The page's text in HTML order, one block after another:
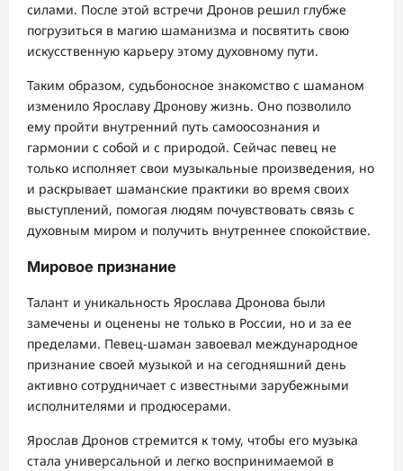
силами. После этой встречи Дронов решил глубже
погрузиться в магию шаманизма и посвятить свою
искусственную карьеру этому духовному пути.
Таким образом, судьбоносное знакомство с шаманом
изменило Ярославу Дронову жизнь. Оно позволило
ему пройти внутренний путь самоосознания и
гармонии с собой и с природой. Сейчас певец не
только исполняет свои музыкальные произведения, но
и раскрывает шаманские практики во время своих
выступлений, помогая людям почувствовать связь с
духовным миром и получить внутреннее спокойствие.
Мировое признание
Талант и уникальность Ярослава Дронова были
замечены и оценены не только в России, но и за ее
пределами. Певец-шаман завоевал международное
признание своей музыкой и на сегодняшний день
активно сотрудничает с известными зарубежными
исполнителями и продюсерами.
Ярослав Дронов стремится к тому, чтобы его музыка
стала универсальной и легко воспринимаемой в